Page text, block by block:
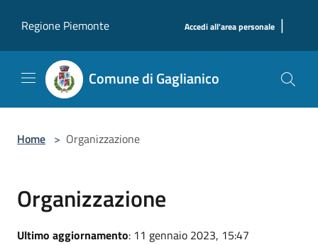
Regione Piemonte
Accedi all'area personale |
Comune di Gaglianico
Home > Organizzazione
Organizzazione
Ultimo aggiornamento: 11 gennaio 2023, 15:47